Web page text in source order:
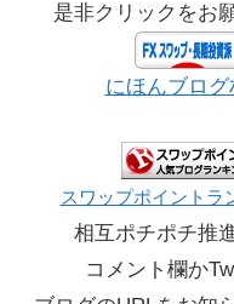
是非クリックをお
にほんブログ
スワップポイントラ
相互ポチポチ推
コメント欄か